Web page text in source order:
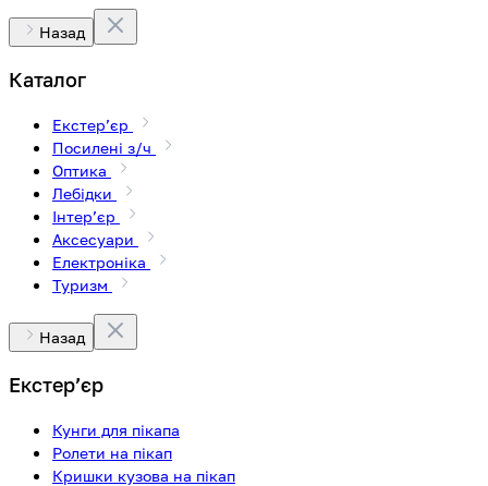
Назад
Каталог
Екстерʼєр
Посилені з/ч
Оптика
Лебідки
Інтерʼєр
Аксесуари
Електроніка
Туризм
Назад
Екстерʼєр
Кунги для пікапа
Ролети на пікап
Кришки кузова на пікап